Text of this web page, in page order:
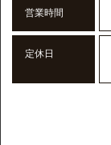
営業時間
定休日